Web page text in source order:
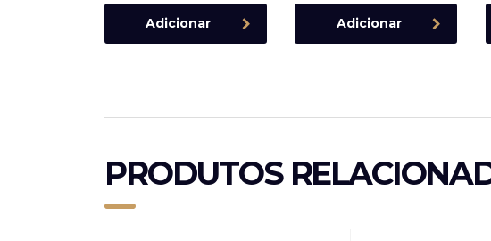
Adicionar Adicionar
PRODUTOS